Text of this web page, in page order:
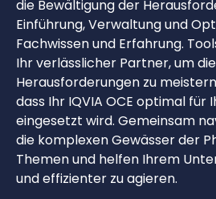
die Bewältigung der
Einführung, Verwaltung und
Fachwissen und Erfahrung.
Ihr verlässlicher Partner, um
Herausforderungen zu
dass Ihr IQVIA OCE optimal für
eingesetzt wird. Gemeinsam
die komplexen Gewässer der
Themen und helfen Ihrem
und effizienter zu agieren.